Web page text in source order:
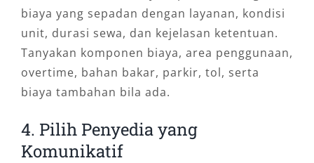
biaya yang sepadan dengan layanan, kondisi
unit, durasi sewa, dan kejelasan ketentuan.
Tanyakan komponen biaya, area penggunaan,
overtime, bahan bakar, parkir, tol, serta
biaya tambahan bila ada.
4. Pilih Penyedia yang
Komunikatif